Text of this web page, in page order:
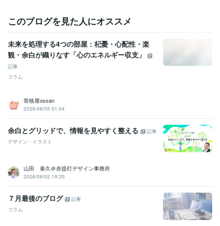
このブログを見た人にオススメ
未来を処理する4つの部屋：杞憂・心配性・楽
観・余白が織りなす「心のエネルギー収支」
記事
コラム
骨格屋ossan
2026/08/05 01:04
余白とグリッドで、情報を見やすく整える
記事
デザイン・イラスト
山田 泰久＠赤提灯デザイン事務所
2026/08/02 19:35
７月最後のブログ
記事
コラム